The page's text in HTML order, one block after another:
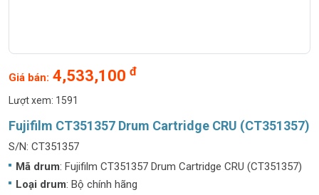
Fujifilm CT351357 Drum Cartridge CRU (CT351357)
S/N: CT351357
Mã drum: Fujifilm CT351357 Drum Cartridge CRU (CT351357)
Loại drum: Bộ chính hãng
Giá bán: 4,533,100 đ
Lượt xem: 1591